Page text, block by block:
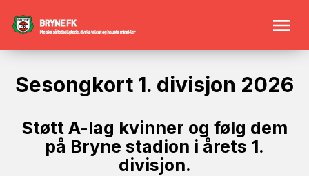
Sesongkort 1. divisjon 2026
Støtt A-lag kvinner og følg dem
på Bryne stadion i årets 1.
divisjon.